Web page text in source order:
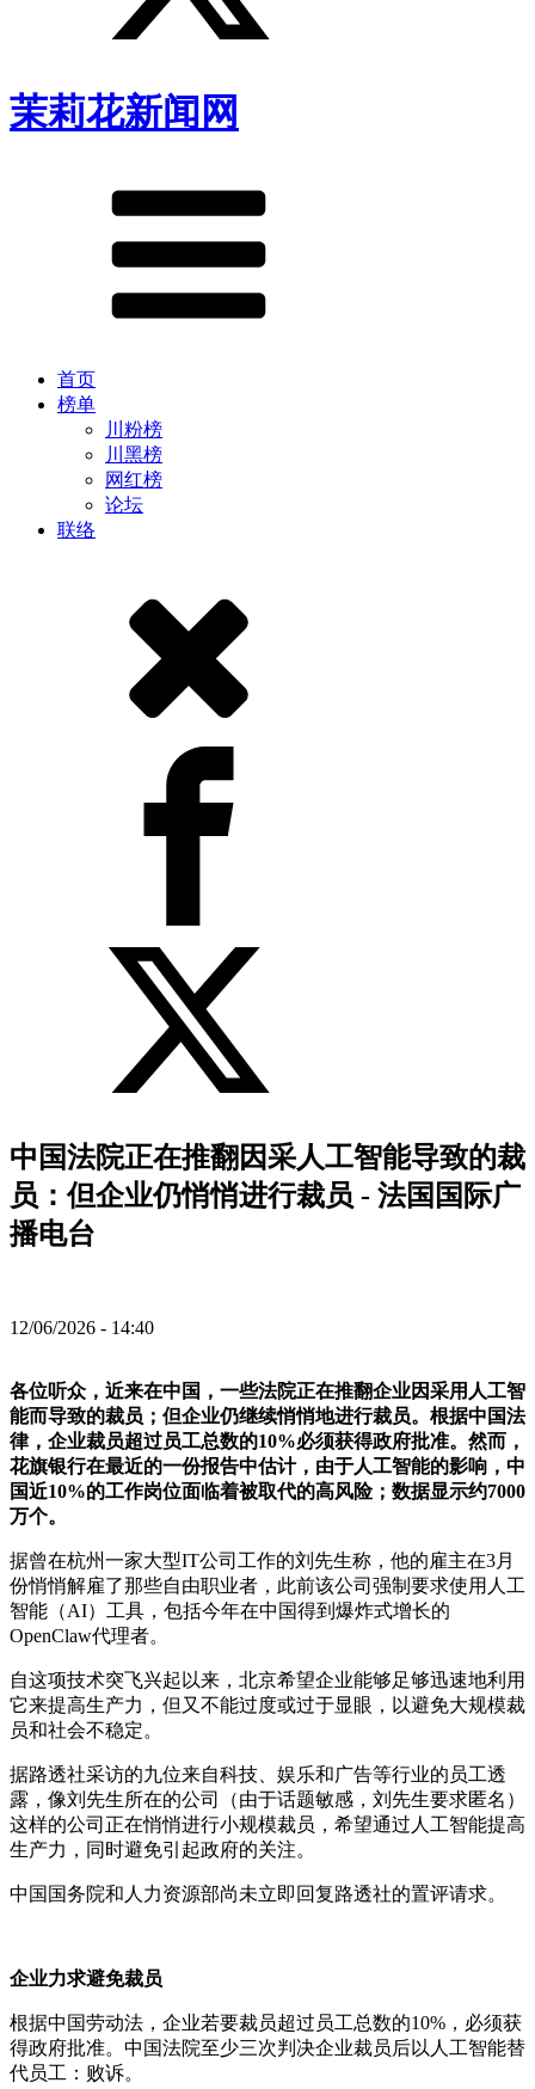
茉莉花新闻网
首页
榜单
川粉榜
川黑榜
网红榜
论坛
联络
中国法院正在推翻因采人工智能导致的裁
员：但企业仍悄悄进行裁员 - 法国国际广
播电台
12/06/2026 - 14:40
各位听众，近来在中国，一些法院正在推翻企业因采用人工智
能而导致的裁员；但企业仍继续悄悄地进行裁员。根据中国法
律，企业裁员超过员工总数的10%必须获得政府批准。然而，
花旗银行在最近的一份报告中估计，由于人工智能的影响，中
国近10%的工作岗位面临着被取代的高风险；数据显示约7000
万个。
据曾在杭州一家大型IT公司工作的刘先生称，他的雇主在3月
份悄悄解雇了那些自由职业者，此前该公司强制要求使用人工
智能（AI）工具，包括今年在中国得到爆炸式增长的
OpenClaw代理者。
自这项技术突飞兴起以来，北京希望企业能够足够迅速地利用
它来提高生产力，但又不能过度或过于显眼，以避免大规模裁
员和社会不稳定。
据路透社采访的九位来自科技、娱乐和广告等行业的员工透
露，像刘先生所在的公司（由于话题敏感，刘先生要求匿名）
这样的公司正在悄悄进行小规模裁员，希望通过人工智能提高
生产力，同时避免引起政府的关注。
中国国务院和人力资源部尚未立即回复路透社的置评请求。
企业力求避免裁员
根据中国劳动法，企业若要裁员超过员工总数的10%，必须获
得政府批准。中国法院至少三次判决企业裁员后以人工智能替
代员工：败诉。